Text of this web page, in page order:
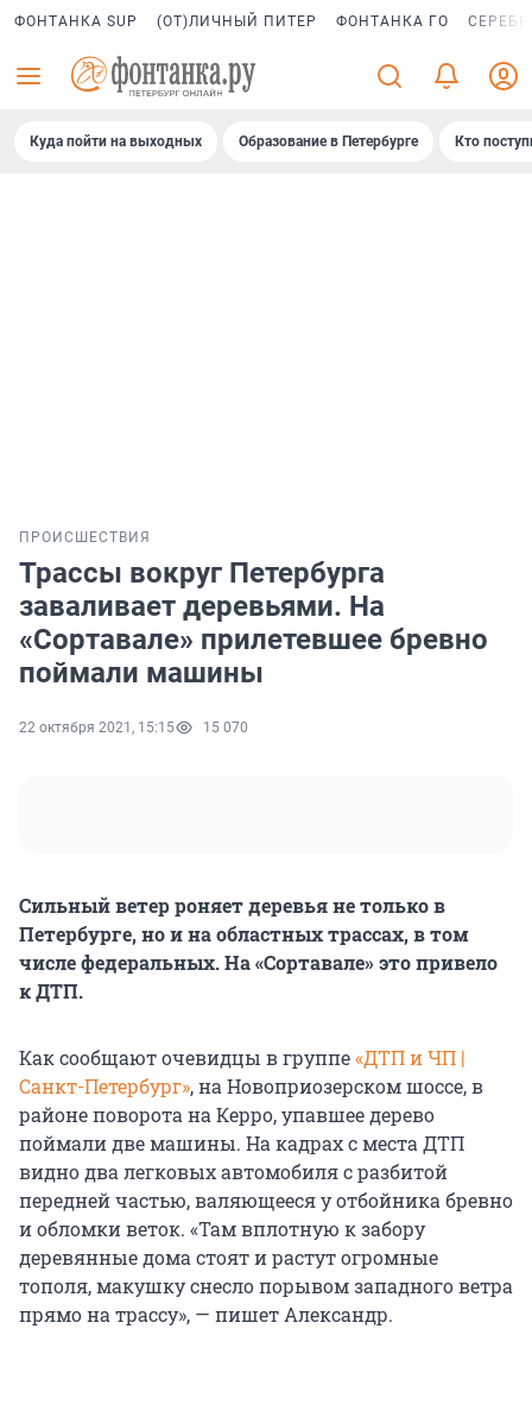
ФОНТАНКА SUP (ОТ)ЛИЧНЫЙ ПИТЕР ФОНТАНКА ГО
Куда пойти на выходных Образование в Петербурге Кто
ПРОИСШЕСТВИЯ
Трассы вокруг Петербурга
заваливает деревьями. На
«Сортавале» прилетевшее бревно
поймали машины
22 октября 2021, 15:15 15 070
Сильный ветер роняет деревья не только в
Петербурге, но и на областных трассах, в том
числе федеральных. На «Сортавале» это привело
к ДТП.
Как сообщают очевидцы в группе«ДТП и ЧП |
Санкт-Петербург», на Новоприозерском шоссе, в
районе поворота на Керро, упавшее дерево
поймали две машины. На кадрах с места ДТП
видно два легковых автомобиля с разбитой
передней частью, валяющееся у отбойника бревно
и обломки веток. «Там вплотную к забору
деревянные дома стоят и растут огромные
тополя, макушку снесло порывом западного ветра
прямо на трассу», — пишет Александр.